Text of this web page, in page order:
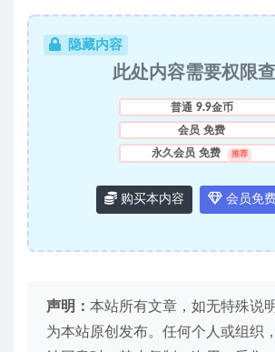
隐藏内容
此处内容需要权限
普通 9.9金币
会员 免费
永久会员 免费 推荐
购买本内容 会员免
声明： 本站所有文章，如无特殊说
为本站原创发布。任何个人或组织